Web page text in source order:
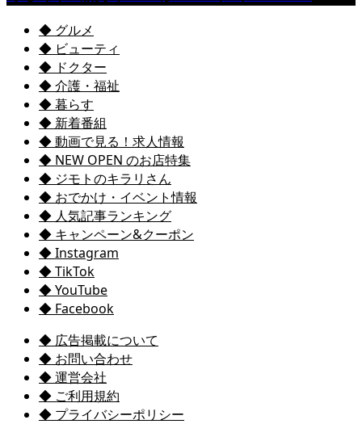
◆ グルメ
◆ ビューティ
◆ ドクター
◆ 介護・福祉
◆ 暮らす
◆ 新着番組
◆ 動画で見る！求人情報
◆ NEW OPEN のお店特集
◆ ジモトのキラリさん
◆ おでかけ・イベント情報
◆ 人気記事ランキング
◆ キャンペーン&クーポン
◆ Instagram
◆ TikTok
◆ YouTube
◆ Facebook
◆ 広告掲載について
◆ お問い合わせ
◆ 運営会社
◆ ご利用規約
◆ プライバシーポリシー